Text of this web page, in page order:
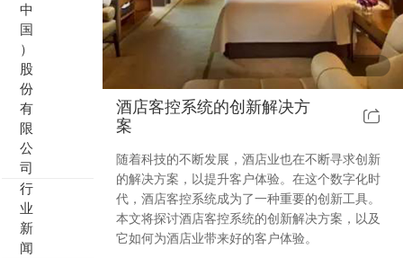
智典系列智能开关
睿典系列智能开关
君典系列智能开关
凯越系列智能开关
客控系统方案3
客控系统方案5
无线开关插座
壁龛式插卡取电
中
国
）
股
份
有
限
公
司
行
业
新
闻
酒店客控系统的创新解决方
案
随着科技的不断发展，酒店业也在不断寻求创新
的解决方案，以提升客户体验。在这个数字化时
代，酒店客控系统成为了一种重要的创新工具。
本文将探讨酒店客控系统的创新解决方案，以及
它如何为酒店业带来好的客户体验。